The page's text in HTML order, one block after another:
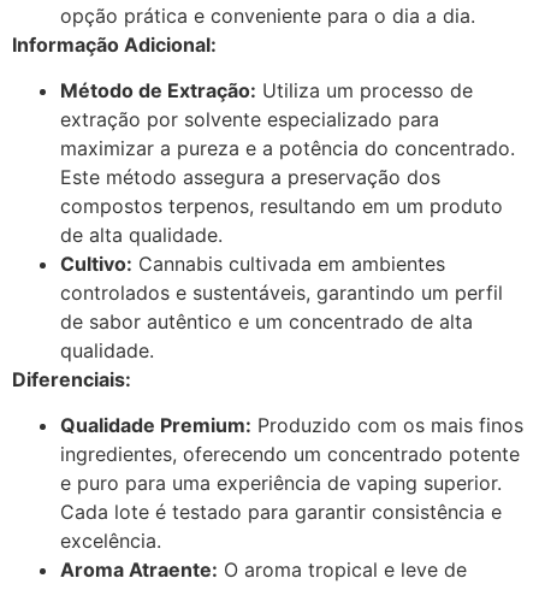
opção prática e conveniente para o dia a dia.
Informação Adicional:
Método de Extração: Utiliza um processo de
extração por solvente especializado para
maximizar a pureza e a potência do concentrado.
Este método assegura a preservação dos
compostos terpenos, resultando em um produto
de alta qualidade.
Cultivo: Cannabis cultivada em ambientes
controlados e sustentáveis, garantindo um perfil
de sabor autêntico e um concentrado de alta
qualidade.
Diferenciais:
Qualidade Premium: Produzido com os mais finos
ingredientes, oferecendo um concentrado potente
e puro para uma experiência de vaping superior.
Cada lote é testado para garantir consistência e
excelência.
Aroma Atraente: O aroma tropical e leve de